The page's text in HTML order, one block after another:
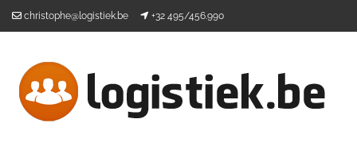
christophe@logistiek.be +32 495/456.990